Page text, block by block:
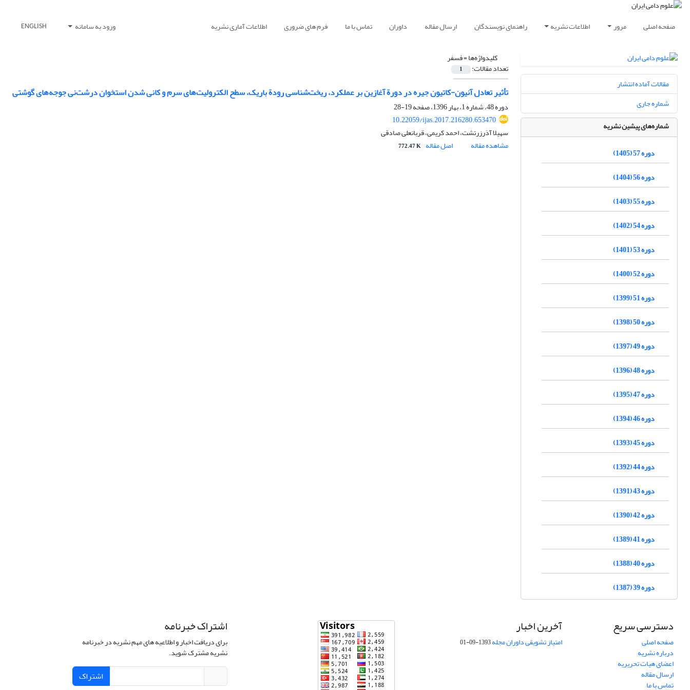
صفحه اصلی مرور اطلاعات نشریه راهنمای نویسندگان ارسال مقاله داوران تماس با ما فرم های ضروری اطلاعات آماری نشریه ورود به سامانه ENGLISH
کلیدواژه‌ها =فسفر
تعداد مقالات: 1
تأثیر تعادل آنیون-کاتیون جیره در دورة آغازین بر عملکرد، ریخت‌شناسی رودة باریک، سطح الکترولیت‌های سرم و کانی شدن استخوان درشت‌نی جوجه‌های گوشتی
دوره 48، شماره 1، بهار 1396، صفحه
19-28
10.22059/ijas.2017.216280.653470
سهیلا آذرزرتشت، احمد کریمی، قربانعلی صادقی
مشاهده مقاله
اصل مقاله 772.47 K
مقالات آماده انتشار
شماره جاری
شماره‌های پیشین نشریه
دوره 57 (1405)
دوره 56 (1404)
دوره 55 (1403)
دوره 54 (1402)
دوره 53 (1401)
دوره 52 (1400)
دوره 51 (1399)
دوره 50 (1398)
دوره 49 (1397)
دوره 48 (1396)
دوره 47 (1395)
دوره 46 (1394)
دوره 45 (1393)
دوره 44 (1392)
دوره 43 (1391)
دوره 42 (1390)
دوره 41 (1389)
دوره 40 (1388)
دوره 39 (1387)
دسترسی سریع
صفحه اصلی
درباره نشریه
اعضای هیات تحریریه
ارسال مقاله
تماس با ما
آخرین اخبار
امتیاز تشویقی داوران مجله1393-09-01
اشتراک خبرنامه
برای دریافت اخبار و اطلاعیه های مهم نشریه در خبرنامه
نشریه مشترک شوید.
اشتراک